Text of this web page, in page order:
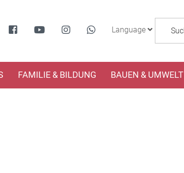
Language
FAMILIE & BILDUNG BAUEN & UMWELT